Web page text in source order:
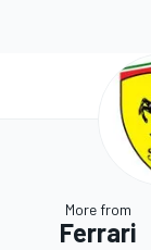
More from
Ferrari